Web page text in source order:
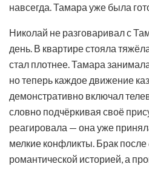
навсегда. Тамара уже была
Николай не разговаривал с
день. В квартире стояла
стал плотнее. Тамара
но теперь каждое движение
демонстративно включал
словно подчёркивая своё
реагировала — она уже
мелкие конфликты. Брак после
романтической историей, а